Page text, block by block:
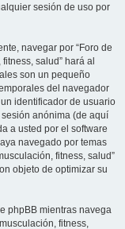
sesión de uso por
navegar por “Foro de
salud” hará al
son un pequeño
del navegador
identificador de usuario
anónima (de aquí
a usted por el software
navegado por temas
fitness, salud”
objeto de optimizar su
phpBB mientras navega
fitness,